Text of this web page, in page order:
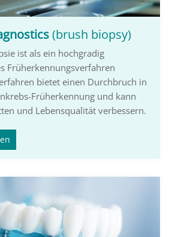
(brush biopsy)
ist als ein hochgradig
Früher­ken­nungsverfahren
bietet einen Durchbruch in
Früher­ken­nung und kann
und Lebensqualität ver­bessern.